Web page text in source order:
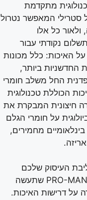
מתקדמת
המאפשר נטרול
ולאור כל אלו
נקודתי עבור
האיכות: כלל מכונות
החדשניות ביותר,
החל משלב חומרי
הכוללת טכנולוגית
חיצונית המבקרת את
על חומרי הגלם
מחמירים,
העיסוק שלכם
והשאירו את מלאכת האירוז לחברת PRO-MAN-U שתעשה
על דרישות האיכות.